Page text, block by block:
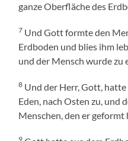
ganze Oberfläche des
7 Und Gott formte den
Erdboden und blies ihm
und der Mensch wurde zu
8 Und der Herr, Gott,
Eden, nach Osten zu, und
Menschen, den er geformt
9